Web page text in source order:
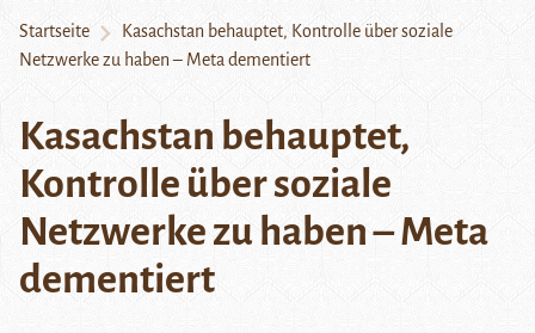
Startseite
Kasachstan behauptet, Kontrolle über soziale
Netzwerke zu haben – Meta dementiert
Kasachstan behauptet,
Kontrolle über soziale
Netzwerke zu haben – Meta
dementiert